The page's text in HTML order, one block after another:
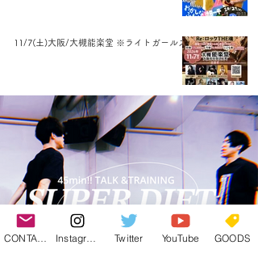
11/7(土)大阪/大槻能楽堂 ※ライトガールズ
Twitter YouTube GOODS